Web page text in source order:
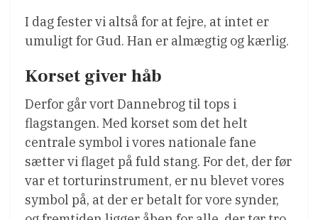
I dag fester vi altså for at fejre, at intet er
umuligt for Gud. Han er almægtig og kærlig.
Korset giver håb
Derfor går vort Dannebrog til tops i
flagstangen. Med korset som det helt
centrale symbol i vores nationale fane
sætter vi flaget på fuld stang. For det, der før
var et torturinstrument, er nu blevet vores
symbol på, at der er betalt for vore synder,